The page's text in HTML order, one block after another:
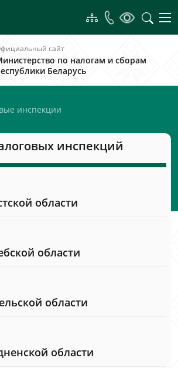
сайт
по налогам и сборам
Беларусь
инспекции
инспекций
области
области
области
области